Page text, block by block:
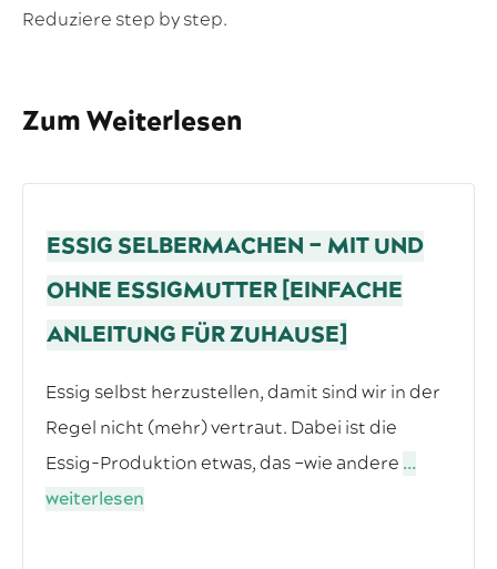
Reduziere step by step.
Zum Weiterlesen
ESSIG SELBERMACHEN – MIT UND
OHNE ESSIGMUTTER [EINFACHE
ANLEITUNG FÜR ZUHAUSE]
Essig selbst herzustellen, damit sind wir in der
Regel nicht (mehr) vertraut. Dabei ist die
Essig-Produktion etwas, das –wie andere ...
weiterlesen